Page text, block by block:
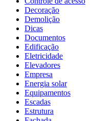
Decoração
Demolição
Dicas
Documentos
Edificação
Eletricidade
Elevadores
Empresa
Energia solar
Equipamentos
Escadas
Estrutura